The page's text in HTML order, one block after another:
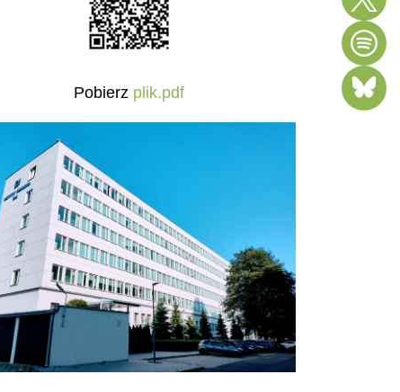
Pobierz plik.pdf